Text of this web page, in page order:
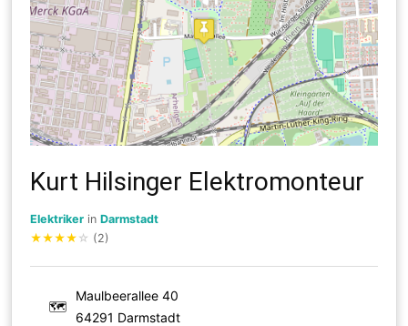
Kurt Hilsinger Elektromonteur
Elektriker inDarmstadt
★★★★ ☆ (2)
🗺
Maulbeerallee 40
64291 Darmstadt